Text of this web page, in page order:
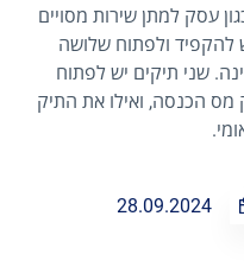
עסק למתן שירות מסויים
להקפיד ולפתוח שלושה
שני תיקים יש לפתוח
מס הכנסה, ואילו את התיק
28.09.2024